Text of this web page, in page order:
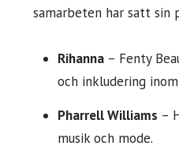
samarbeten har satt sin
Rihanna– Fenty
och inkludering
Pharrell Williams –
musik och mode.